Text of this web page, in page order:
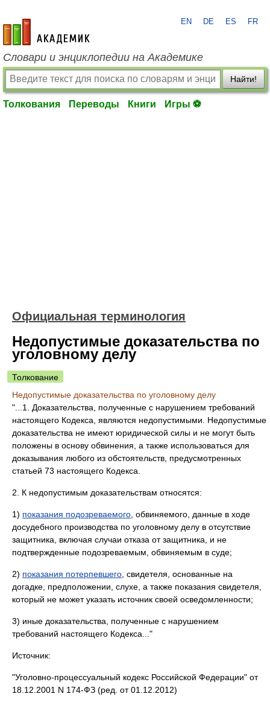
academic.ru
EN DE ES FR
Словари и энциклопедии на Академике
Найти!
Толкования Переводы Книги Игры ⚽
Официальная терминология
Недопустимые доказательства по
уголовному делу
Толкование
Недопустимые доказательства по уголовному делу
"...1. Доказательства, полученные с нарушением требований
настоящего Кодекса, являются недопустимыми. Недопустимые
доказательства не имеют юридической силы и не могут быть
положены в основу обвинения, а также использоваться для
доказывания любого из обстоятельств, предусмотренных
статьей 73 настоящего Кодекса.
2. К недопустимым доказательствам относятся:
1) показания подозреваемого , обвиняемого, данные в ходе
досудебного производства по уголовному делу в отсутствие
защитника, включая случаи отказа от защитника, и не
подтвержденные подозреваемым, обвиняемым в суде;
2) показания потерпевшего , свидетеля, основанные на
догадке, предположении, слухе, а также показания свидетеля,
который не может указать источник своей осведомленности;
3) иные доказательства, полученные с нарушением
требований настоящего Кодекса..."
Источник:
"Уголовно-процессуальный кодекс Российской Федерации" от
18.12.2001 N 174-ФЗ (ред. от 01.12.2012)